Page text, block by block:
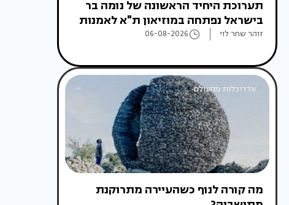
תערוכת היחיד הראשונה של נומה בר
בישראל נפתחה במוזיאון ת"א לאמנות
זוהר שחר לוי 06-08-2026
אדריכלות מהעולם
מה קורה לנוף כשהעיירה מתרוקנת